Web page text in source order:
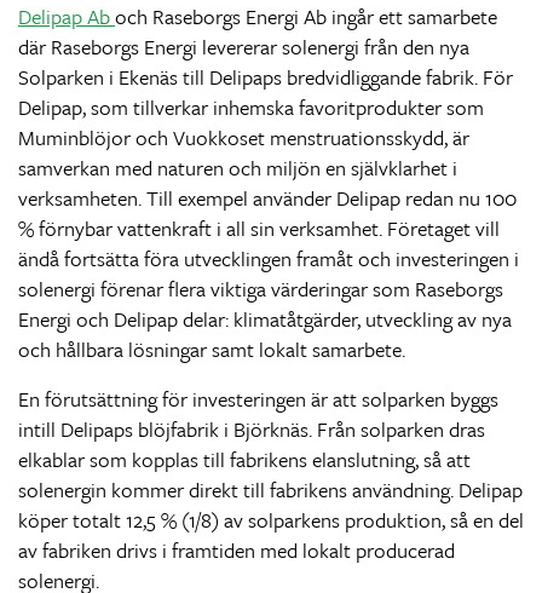
Delipap Aboch Raseborgs Energi Ab ingår ett samarbete
där Raseborgs Energi levererar solenergi från den nya
Solparken i Ekenäs till Delipaps bredvidliggande fabrik. För
Delipap, som tillverkar inhemska favoritprodukter som
Muminblöjor och Vuokkoset menstruationsskydd, är
samverkan med naturen och miljön en självklarhet i
verksamheten. Till exempel använder Delipap redan nu 100
% förnybar vattenkraft i all sin verksamhet. Företaget vill
ändå fortsätta föra utvecklingen framåt och investeringen i
solenergi förenar flera viktiga värderingar som Raseborgs
Energi och Delipap delar: klimatåtgärder, utveckling av nya
och hållbara lösningar samt lokalt samarbete.
En förutsättning för investeringen är att solparken byggs
intill Delipaps blöjfabrik i Björknäs. Från solparken dras
elkablar som kopplas till fabrikens elanslutning, så att
solenergin kommer direkt till fabrikens användning. Delipap
köper totalt 12,5 % (1/8) av solparkens produktion, så en del
av fabriken drivs i framtiden med lokalt producerad
solenergi.